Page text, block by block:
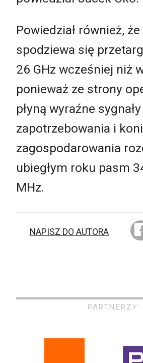
Powiedział również,
spodziewa się
26 GHz wcześniej niż
ponieważ ze strony
płyną wyraźne
zapotrzebowania i
zagospodarowania
ubiegłym roku pasm
MHz.
NAPISZ DO AUTORA
PARTNERZY